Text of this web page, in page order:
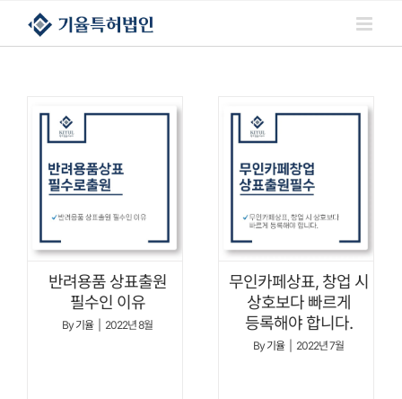
콘텐츠로
건너뛰기
반려용품 상표출원
필수인 이유
By기율 2022년 8월
무인카페상표, 창업 시
상호보다 빠르게
등록해야 합니다.
By기율 2022년 7월